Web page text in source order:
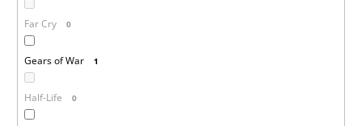
Far Cry 0
Gears of War 1
Half-Life 0